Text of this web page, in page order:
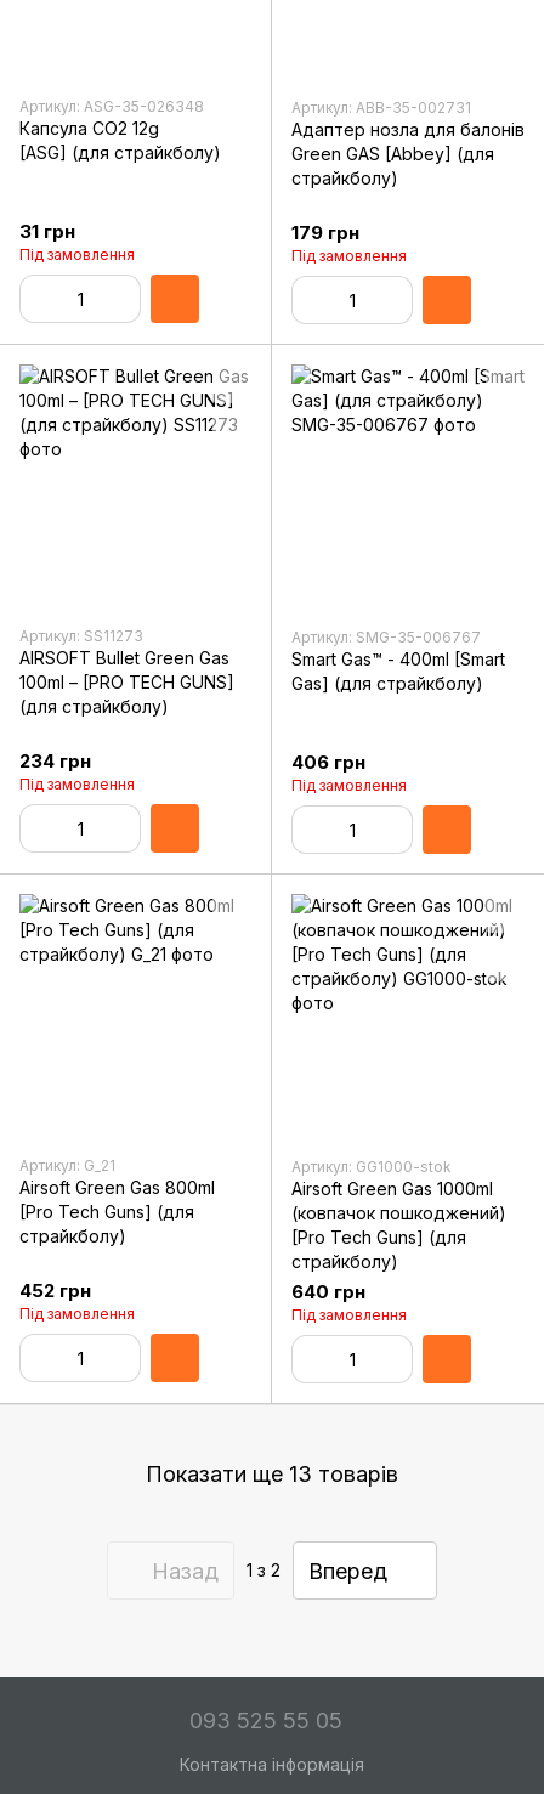
Артикул: ASG-35-026348
Капсула CO2 12g
[ASG] (для страйкболу)
31 грн
Під замовлення
Артикул: ABB-35-002731
Адаптер нозла для балонів
Green GAS [Abbey] (для
страйкболу)
179 грн
Під замовлення
Артикул: SS11273
AIRSOFT Bullet Green Gas
100ml – [PRO TECH GUNS]
(для страйкболу)
234 грн
Під замовлення
Артикул: SMG-35-006767
Smart Gas™ - 400ml [Smart
Gas] (для страйкболу)
406 грн
Під замовлення
Артикул: G_21
Airsoft Green Gas 800ml
[Pro Tech Guns] (для
страйкболу)
452 грн
Під замовлення
Артикул: GG1000-stok
Airsoft Green Gas 1000ml
(ковпачок пошкоджений)
[Pro Tech Guns] (для
страйкболу)
640 грн
Під замовлення
Показати ще 13 товарів
Назад 1 з 2 Вперед
093 525 55 05
Контактна інформація